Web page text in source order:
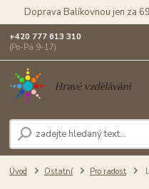
Doprava Balíkovnou jen za
+420 777 613 310
(Po-Pá 9-17)
Úvod Ostatní Pro radost